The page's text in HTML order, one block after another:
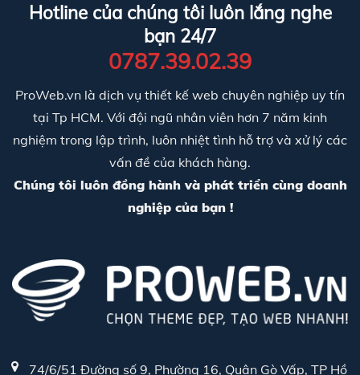
Hotline của chúng tôi luôn lắng nghe
bạn 24/7
0787.39.02.39
ProWeb.vn là dịch vụ thiết kế web chuyên nghiệp uy tín
tại Tp HCM. Với đội ngũ nhân viên hơn 7 năm kinh
nghiệm trong lập trình, luôn nhiệt tình hỗ trợ và xử lý các
vấn đề của khách hàng.
Chúng tôi luôn đồng hành và phát triển cùng doanh
nghiệp của bạn !
74/6/51 Đường số 9, Phường 16, Quận Gò Vấp, TP Hồ